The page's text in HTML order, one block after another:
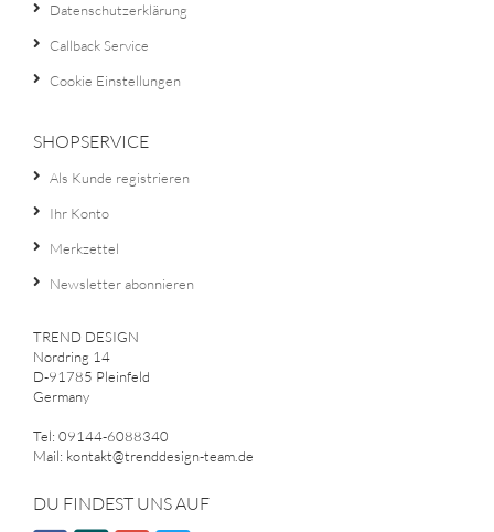
Datenschutzerklärung
Callback Service
Cookie Einstellungen
SHOPSERVICE
Als Kunde registrieren
Ihr Konto
Merkzettel
Newsletter abonnieren
TREND DESIGN
Nordring 14
D-91785 Pleinfeld
Germany
Tel: 09144-6088340
Mail: kontakt@trenddesign-team.de
DU FINDEST UNS AUF